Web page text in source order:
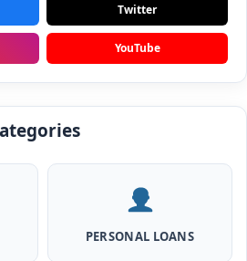
Yojana: महिला समृद्धि योजना के तहत
1 लाख का लोन, कम ब्याज के साथ तगड़ी सब्सिडी
Loan Scheme Apply Online: अब ई-
मिलेगा तगड़ी सब्सिडी के साथ लोन, आप भी ऐसे उठा
इस स्कीम से बेरोजगार युवाओं और छोटे
लोन, 5 साल में करना होता है भुगतान
Twitter
YouTube
PERSONAL LOANS